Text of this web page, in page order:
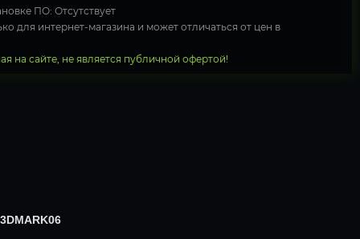
ПО: Отсутствует
для интернет-магазина и может отличаться от цен в
на сайте, не является публичной офертой!